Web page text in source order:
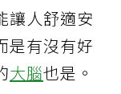
讓人舒適安
是有沒有好
大腦也是。